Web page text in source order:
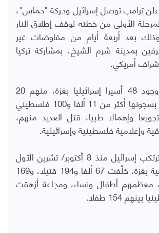
ترامب توصل إسرائيل وحركة "حماس"،
الأولى من خطته لوقف إطلاق النار
بعد أربعة أيام من مفاوضات غير
بمدينة شرم الشيخ، بمشاركة تركيا
أمريكي.
وتقدر تل أبيب وجود 48 أسيرا إسرائيليا بغزة، منهم 20
أحياء، بينما يقبع بسجونها أكثر من 11 ألفا و100 فلسطيني
وإهمالا طبيا، قتل العديد منهم،
وإعلامية فلسطينية وإسرائيلية.
وبدعم أمريكي، ترتكب إسرائيل منذ 8 أكتوبر/ تشرين الأول
2023 إبادة جماعية بغزة، خلّفت 67 ألفا و194 قتيلا، و169
جريحا، معظمهم أطفال ونساء، ومجاعة أزهقت